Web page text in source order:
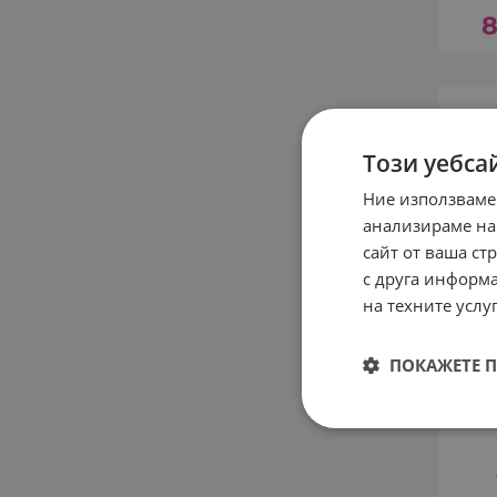
Този
Ние
анализираме
сайт от ваша
с друга
на техните
ПОКАЖЕТЕ